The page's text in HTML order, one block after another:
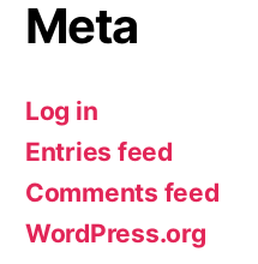
Meta
Log in
Entries feed
Comments feed
WordPress.org